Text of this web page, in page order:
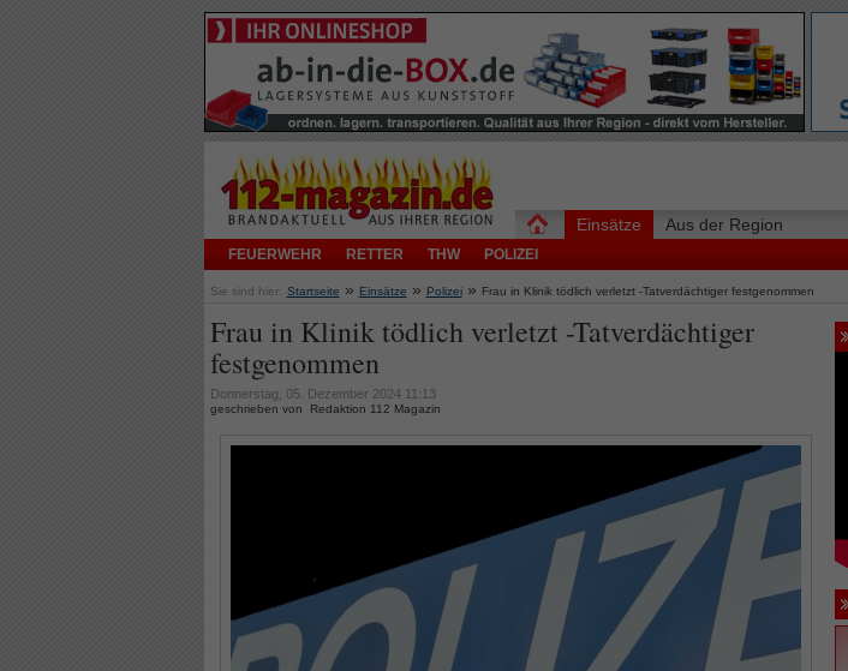
Einsätze
FEUERWEHR RETTER THW POLIZEI
Aus der Region
Sie sind hier: Startseite » Einsätze » Polizei » Frau in Klinik tödlich verletzt -Tatverdächtiger festgenommen
Frau in Klinik tödlich verletzt -Tatverdächtiger
festgenommen
Donnerstag, 05. Dezember 2024 11:13
geschrieben von Redaktion 112 Magazin